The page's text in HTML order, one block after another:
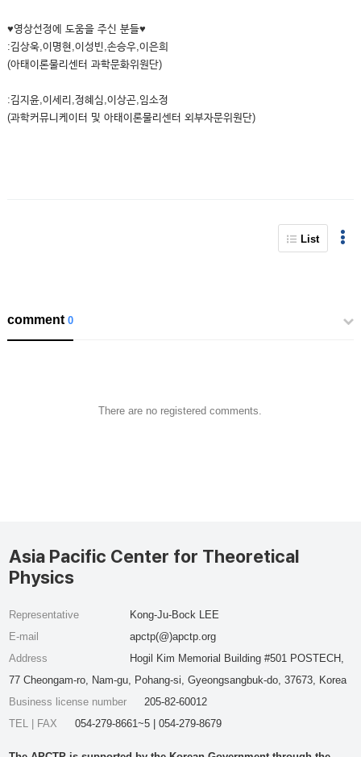
♥영상선정에 도움을 주신 분들♥
:김상욱,이명현,이성빈,손승우,이은희
(아태이론물리센터 과학문화위원단)
:김지윤,이세리,정혜심,이상곤,임소정
(과학커뮤니케이터 및 아태이론물리센터 외부자문위원단)
List
comment0
There are no registered comments.
Asia Pacific Center for Theoretical
Physics
Representative
Kong-Ju-Bock LEE
E-mail
apctp(@)apctp.org
Address
Hogil Kim Memorial Building #501 POSTECH,
77 Cheongam-ro, Nam-gu, Pohang-si, Gyeongsangbuk-do, 37673, Korea
Business license number
205-82-60012
TEL | FAX
054-279-8661~5 | 054-279-8679